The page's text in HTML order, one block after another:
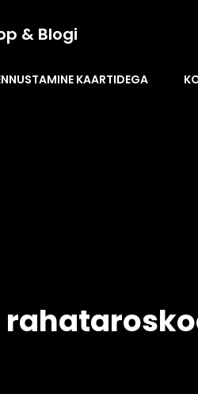
& Blogi
KAARTIDEGA